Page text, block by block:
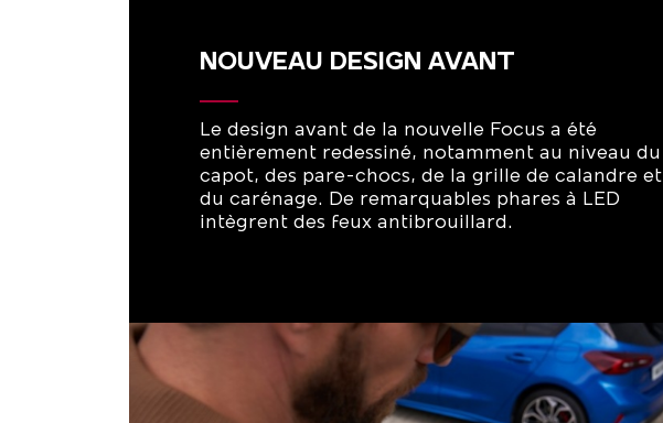
NOUVEAU DESIGN AVANT
Le design avant de la nouvelle Focus a été
entièrement redessiné, notamment au niveau du
capot, des pare-chocs, de la grille de calandre et
du carénage. De remarquables phares à LED
intègrent des feux antibrouillard.